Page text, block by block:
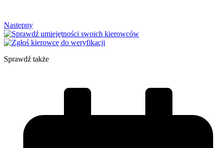
Następny
Sprawdź także